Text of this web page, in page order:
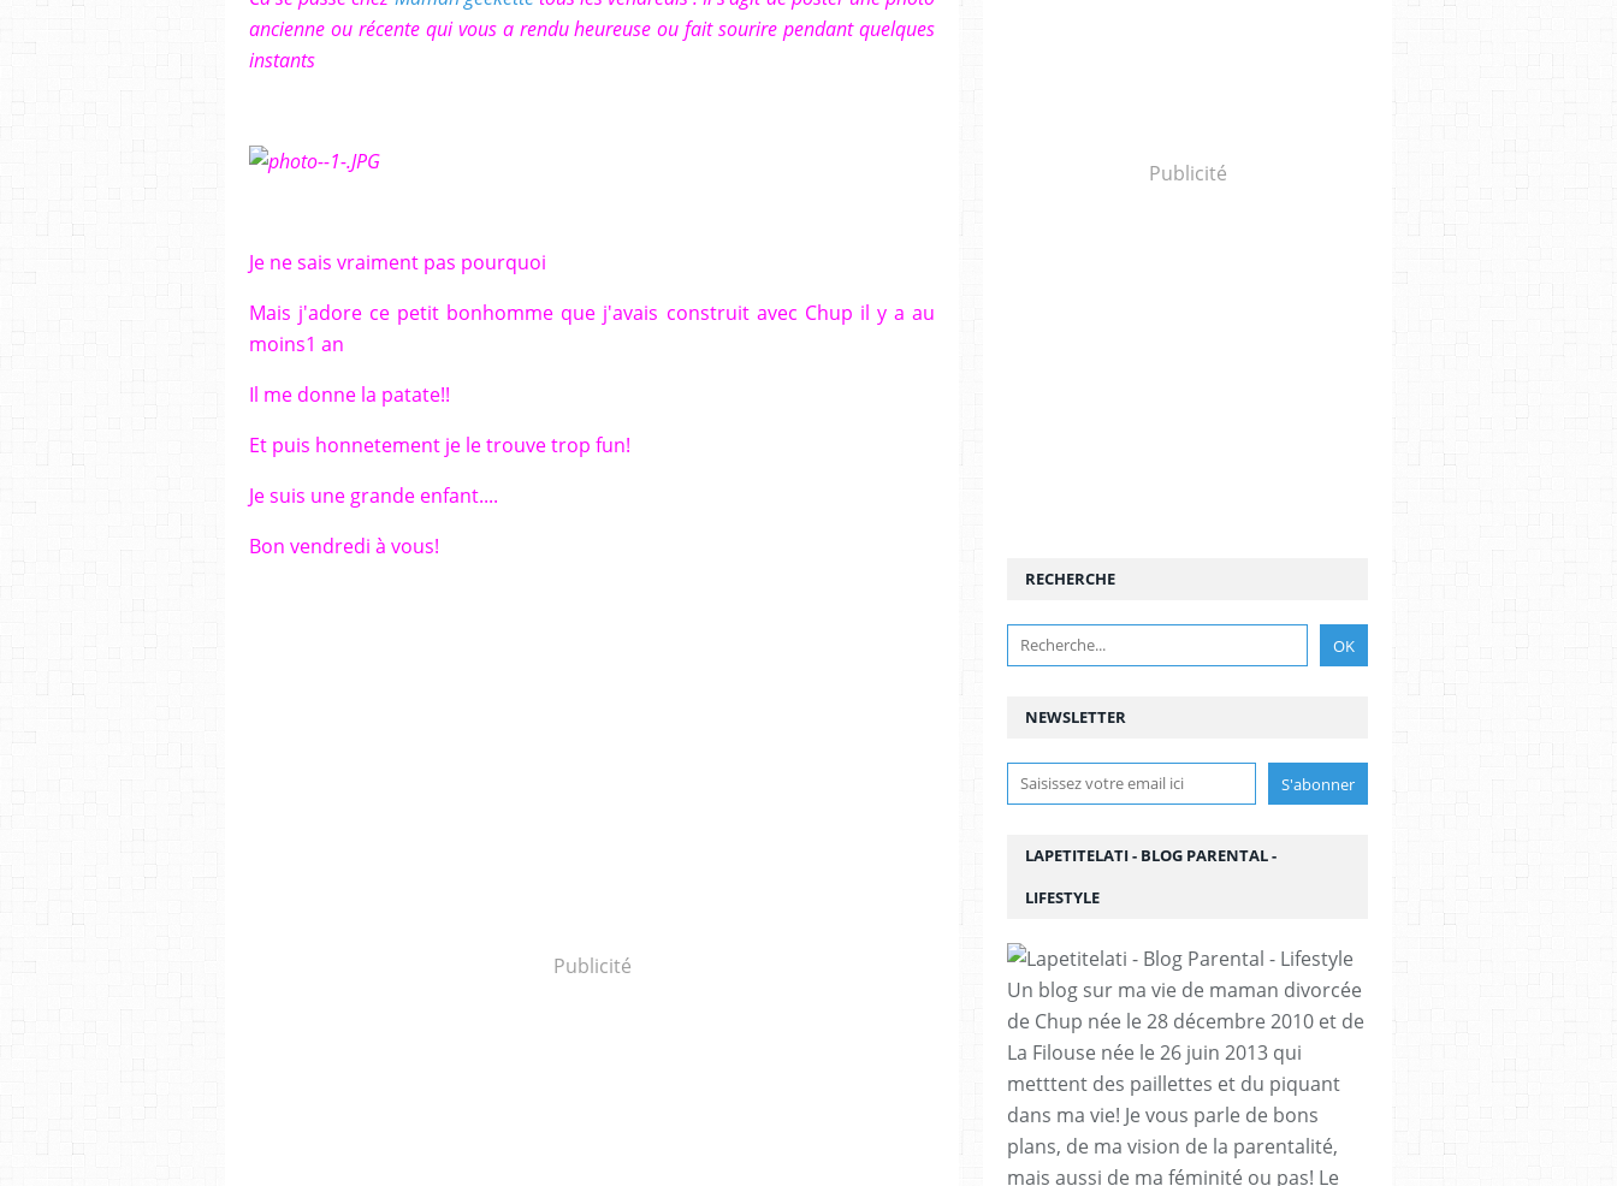
ancienne ou récente qui vous a rendu heureuse ou fait sourire pendant quelques
instants
Je ne sais vraiment pas pourquoi
Mais j'adore ce petit bonhomme que j'avais construit avec Chup il y a au
moins1 an
Il me donne la patate!!
Et puis honnetement je le trouve trop fun!
Je suis une grande enfant....
Bon vendredi à vous!
Publicité
Publicité
NEWSLETTER
RECHERCHE
LAPETITELATI - BLOG PARENTAL -
LIFESTYLE
Un blog sur ma vie de maman divorcée
de Chup née le 28 décembre 2010 et de
La Filouse née le 26 juin 2013 qui
metttent des paillettes et du piquant
dans ma vie! Je vous parle de bons
plans, de ma vision de la parentalité,
mais aussi de ma féminité ou pas! Le